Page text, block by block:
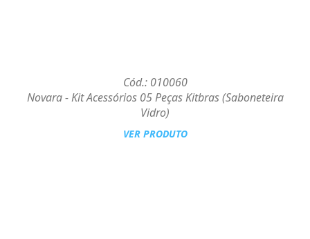
Cód.: 010060
Novara - Kit Acessórios 05 Peças Kitbras (Saboneteira
Vidro)
VER PRODUTO